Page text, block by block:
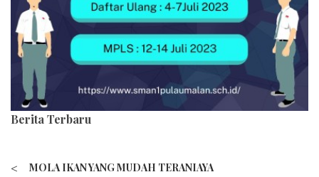
Berita Terbaru
< MOLA IKAN YANG MUDAH TERANIAYA